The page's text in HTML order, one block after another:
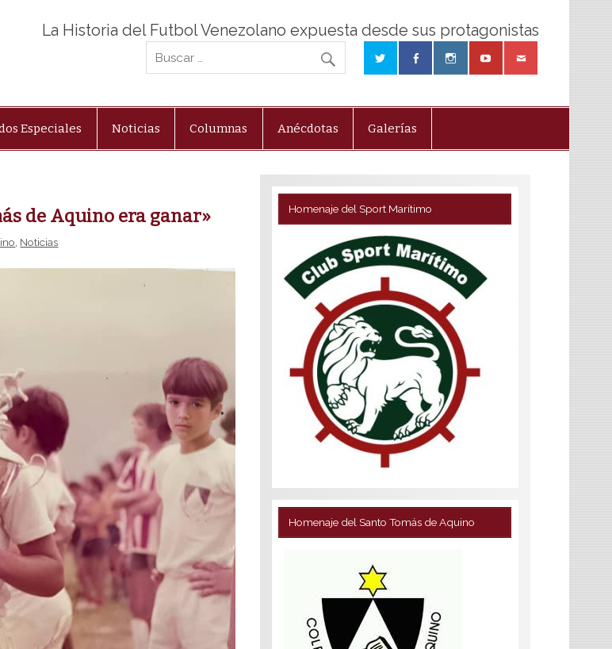
La Historia del Futbol Venezolano expuesta desde sus protagonistas
Especiales Noticias Columnas Anécdotas Galerías
de Aquino era ganar»
, Noticias
Homenaje del Sport Marítimo
Homenaje del Santo Tomás de Aquino